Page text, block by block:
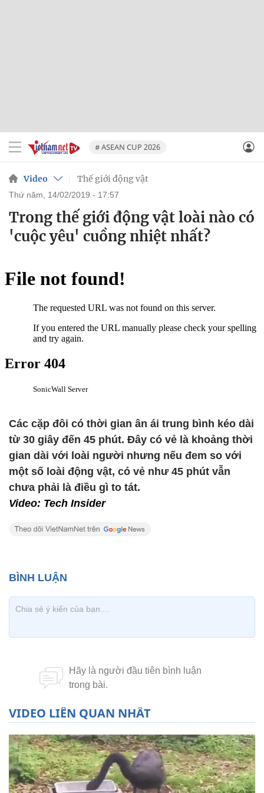
# ASEAN CUP 2026
Video Thế giới động vật
thứ năm, 14/02/2019 - 17:57
Trong thế giới động vật loài nào có
'cuộc yêu' cuồng nhiệt nhất?
Các cặp đôi có thời gian ân ái trung bình kéo dài
từ 30 giây đến 45 phút. Đây có vẻ là khoảng thời
gian dài với loài người nhưng nếu đem so với
một số loài động vật, có vẻ như 45 phút vẫn
chưa phải là điều gì to tát.
Video: Tech Insider
VIDEO LIÊN QUAN NHẤT